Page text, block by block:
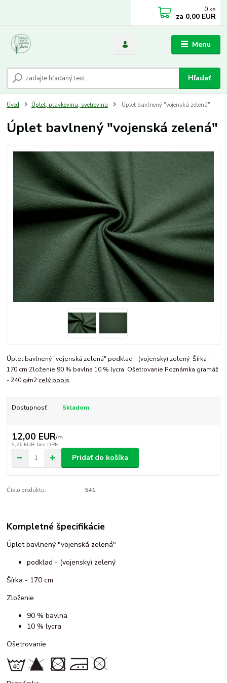
Menu
Hľadať
0 ks
za 0,00 EUR
Úvod Úplet, plavkovina, svetrovina Úplet bavlnený "vojenská zelená"
Úplet bavlnený "vojenská zelená"
Úplet bavlnený "vojenská zelená" podklad - (vojensky) zelený Šírka -
170 cm Zloženie 90 % bavlna 10 % lycra Ošetrovanie Poznámka gramáž
- 240 g/m2 celý popis
Dostupnosť Skladom
12,00 EUR/m
9,76 EUR bez DPH
Pridať do košíka
Číslo produktu: 541
Kompletné špecifikácie
Úplet bavlnený "vojenská zelená"
podklad - (vojensky) zelený
Šírka - 170 cm
Zloženie
90 % bavlna
10 % lycra
Ošetrovanie